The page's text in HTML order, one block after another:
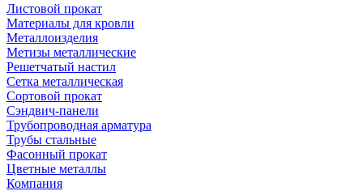
Листовой прокат
Материалы для кровли
Металлоизделия
Метизы металлические
Решетчатый настил
Сетка металлическая
Сортовой прокат
Сэндвич-панели
Трубопроводная арматура
Трубы стальные
Фасонный прокат
Цветные металлы
Компания